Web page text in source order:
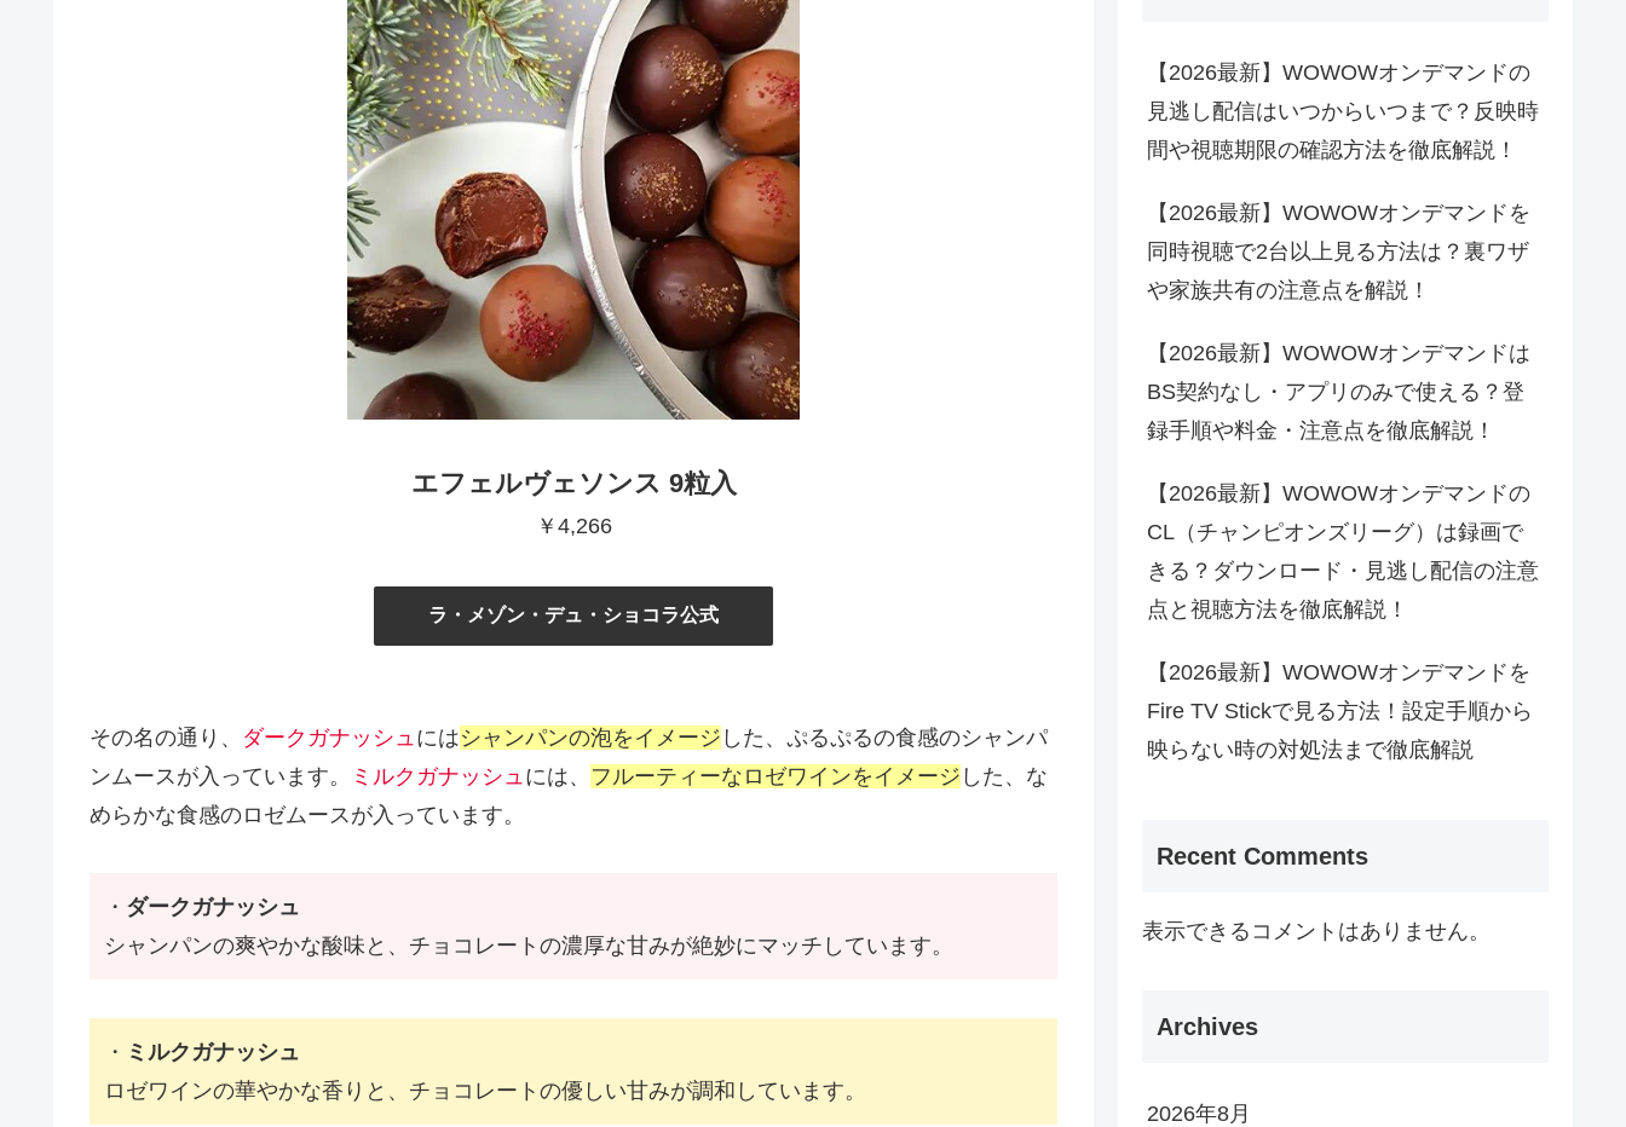
エフェルヴェソンス 9粒入
￥4,266
ラ・メゾン・デュ・ショコラ公式
その名の通り、 ダークガナッシュ にはシャンパンの泡をイメージ した、ぷるぷるの食感のシャンパ
ンムースが入っています。
ミルクガナッシュ には、 フルーティーなロゼワインをイメージ した、な
めらかな食感のロゼムースが入っています。
・ ダークガナッシュ
シャンパンの爽やかな酸味と、チョコレートの濃厚な甘みが絶妙にマッチしています。
・ ミルクガナッシュ
ロゼワインの華やかな香りと、チョコレートの優しい甘みが調和しています。
【2026最新】WOWOWオンデマンドの
見逃し配信はいつからいつまで？反映時
間や視聴期限の確認方法を徹底解説！
【2026最新】WOWOWオンデマンドを
同時視聴で2台以上見る方法は？裏ワザ
や家族共有の注意点を解説！
【2026最新】WOWOWオンデマンドは
BS契約なし・アプリのみで使える？登
録手順や料金・注意点を徹底解説！
【2026最新】WOWOWオンデマンドの
CL（チャンピオンズリーグ）は録画で
きる？ダウンロード・見逃し配信の注意
点と視聴方法を徹底解説！
【2026最新】WOWOWオンデマンドを
Fire TV Stickで見る方法！設定手順から
映らない時の対処法まで徹底解説
Recent Comments
表示できるコメントはありません。
Archives
2026年8月